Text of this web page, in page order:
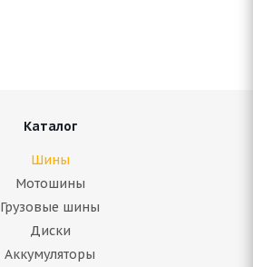
Каталог
Шины
Мотошины
Грузовые шины
Диски
Аккумуляторы